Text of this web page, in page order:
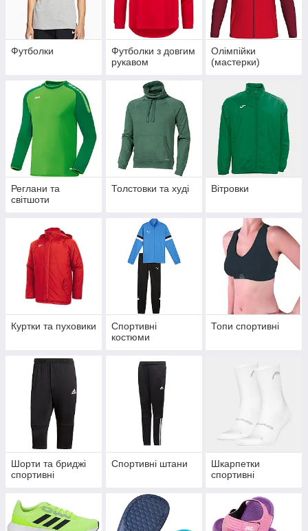
Футболки
Футболки з довгим
рукавом
Олімпійки
(мастерки)
Реглани та
світшоти
Толстовки та худі Вітровки
Куртки та пуховики
Спортивні
костюми
Топи спортивні
Шорти та бриджі
спортивні
Спортивні штани
Шкарпетки
спортивні